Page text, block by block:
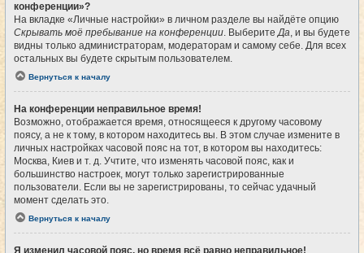
конференции»?
На вкладке «Личные настройки» в личном разделе вы найдёте опцию
Скрывать моё пребывание на конференции. ВыберитеДа, и вы будете
видны только администраторам, модераторам и самому себе. Для всех
остальных вы будете скрытым пользователем.
Вернуться к началу
На конференции неправильное время!
Возможно, отображается время, относящееся к другому часовому
поясу, а не к тому, в котором находитесь вы. В этом случае измените в
личных настройках часовой пояс на тот, в котором вы находитесь:
Москва, Киев и т. д. Учтите, что изменять часовой пояс, как и
большинство настроек, могут только зарегистрированные
пользователи. Если вы не зарегистрированы, то сейчас удачный
момент сделать это.
Вернуться к началу
Я изменил часовой пояс, но время всё равно неправильное!